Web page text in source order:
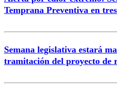
Temprana Preventiva en
Semana legislativa estará
tramitación del proyecto de